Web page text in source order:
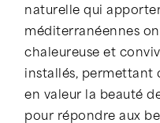
naturelle qui
méditerranéennes
chaleureuse et
installés, permettant
en valeur la beauté
pour répondre aux